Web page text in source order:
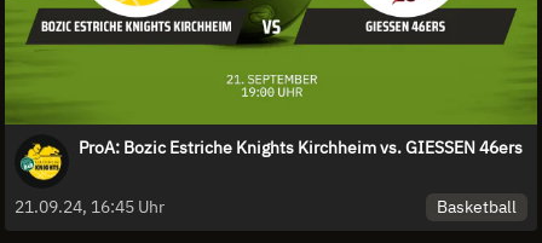
ProA: Bozic Estriche Knights Kirchheim vs. GIESSEN 46ers
21.09.24, 16:45 Uhr Basketball